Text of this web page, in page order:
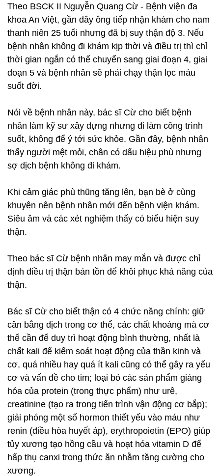
Theo BSCK II Nguyễn Quang Cừ - Bệnh viện đa
khoa An Việt, gần dây ông tiếp nhận khám cho nam
thanh niên 25 tuổi nhưng đã bị suy thận độ 3. Nếu
bệnh nhân không đi khám kịp thời và điều trị thì chỉ
thời gian ngắn có thế chuyển sang giai đoạn 4, giai
đoạn 5 và bệnh nhân sẽ phải chạy thận lọc máu
suốt đời.
Nói về bệnh nhân này, bác sĩ Cừ cho biết bệnh
nhân làm kỹ sư xây dựng nhưng đi làm công trình
suốt, không để ý tới sức khỏe. Gần đây, bệnh nhân
thấy người mệt mỏi, chân có dấu hiệu phù nhưng
sợ dịch bệnh không đi khám.
Khi cảm giác phù thũng tăng lên, bạn bè ở cùng
khuyên nên bệnh nhân mới đến bệnh viện khám.
Siêu âm và các xét nghiệm thấy có biểu hiện suy
thận.
Theo bác sĩ Cừ bệnh nhân may mắn và được chỉ
định điều trị thận bản tồn để khôi phục khả năng của
thận.
Bác sĩ Cừ cho biết thận có 4 chức năng chính: giữ
cân bằng dịch trong cơ thể, các chất khoáng mà cơ
thể cần để duy trì hoạt động bình thường, nhất là
chất kali để kiểm soát hoạt động của thần kinh và
cơ, quá nhiều hay quá ít kali cũng có thể gây ra yếu
cơ và vấn đề cho tim; loại bỏ các sản phẩm giáng
hóa của protein (trong thực phẩm) như urê,
creatinine (tạo ra trong tiến trình vận động cơ bắp);
giải phóng một số hormon thiết yếu vào máu như
renin (điều hòa huyết áp), erythropoietin (EPO) giúp
tủy xương tạo hồng cầu và hoạt hóa vitamin D để
hấp thụ canxi trong thức ăn nhằm tăng cường cho
xương.